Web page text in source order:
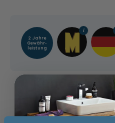
2 Jahre
Gewähr­
leistung
Kunden